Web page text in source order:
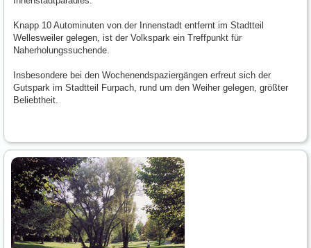
Knapp 10 Autominuten von der Innenstadt entfernt im Stadtteil
Wellesweiler gelegen, ist der Volkspark ein Treffpunkt für
Naherholungssuchende.
Insbesondere bei den Wochenendspaziergängen erfreut sich der
Gutspark im Stadtteil Furpach, rund um den Weiher gelegen, größter
Beliebtheit.